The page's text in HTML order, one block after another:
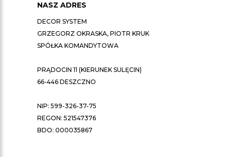
NASZ ADRES
DECOR SYSTEM
GRZEGORZ OKRASKA, PIOTR KRUK
SPÓŁKA KOMANDYTOWA
PRĄDOCIN 11 (KIERUNEK SULĘCIN)
66-446 DESZCZNO
NIP: 599-326-37-75
REGON: 521547376
BDO: 000035867